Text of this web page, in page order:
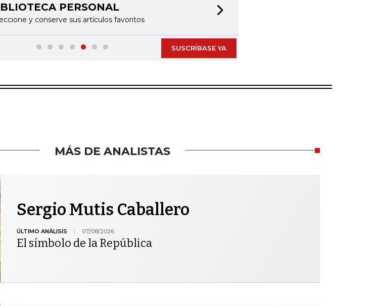
PERSONAL
y conserve sus artículos favoritos
SUSCRÍBASE YA
MÁS DE ANALISTAS
Sergio Mutis Caballero
ÚLTIMO ANÁLISIS 07/08/2026
El símbolo de la República